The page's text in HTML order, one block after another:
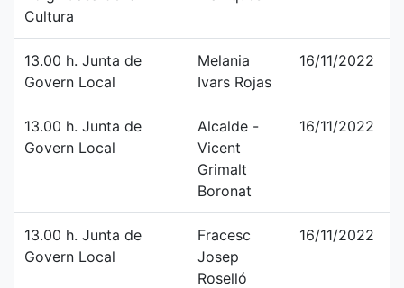
Cultura
13.00 h. Junta de
Govern Local
Melania
Ivars Rojas
16/11/2022
13.00 h. Junta de
Govern Local
Alcalde -
Vicent
Grimalt
Boronat
16/11/2022
13.00 h. Junta de
Govern Local
Fracesc
Josep
Roselló
16/11/2022